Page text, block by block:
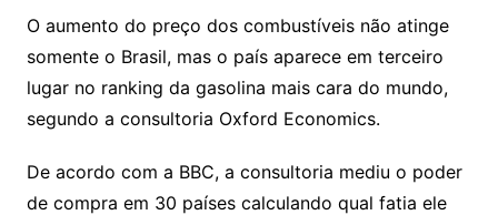
O aumento do preço dos combustíveis não atinge
somente o Brasil, mas o país aparece em terceiro
lugar no ranking da gasolina mais cara do mundo,
segundo a consultoria Oxford Economics.
De acordo com a BBC, a consultoria mediu o poder
de compra em 30 países calculando qual fatia ele